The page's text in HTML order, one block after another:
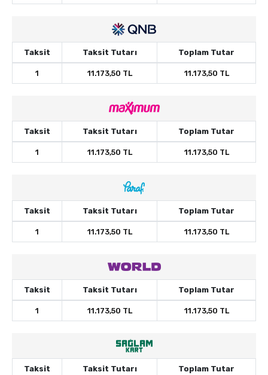
Taksit Taksit Tutarı Toplam Tutar
1 11.173,50 TL 11.173,50 TL
Taksit Taksit Tutarı Toplam Tutar
1 11.173,50 TL 11.173,50 TL
Taksit Taksit Tutarı Toplam Tutar
1 11.173,50 TL 11.173,50 TL
Taksit Taksit Tutarı Toplam Tutar
1 11.173,50 TL 11.173,50 TL
Taksit Taksit Tutarı Toplam Tutar